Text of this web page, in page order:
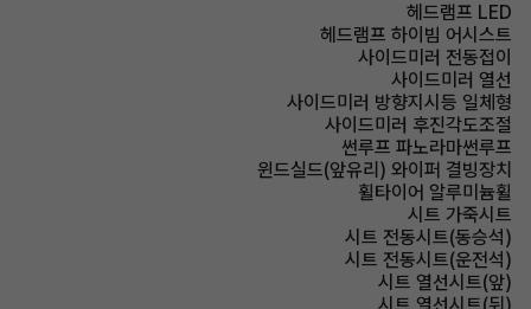
헤드램프 LED
헤드램프 하이빔 어시스트
사이드미러 전동접이
사이드미러 열선
사이드미러 방향지시등 일체형
사이드미러 후진각도조절
썬루프 파노라마썬루프
윈드실드(앞유리) 와이퍼 결빙장치
휠타이어 알루미늄휠
시트 가죽시트
시트 전동시트(동승석)
시트 전동시트(운전석)
시트 열선시트(앞)